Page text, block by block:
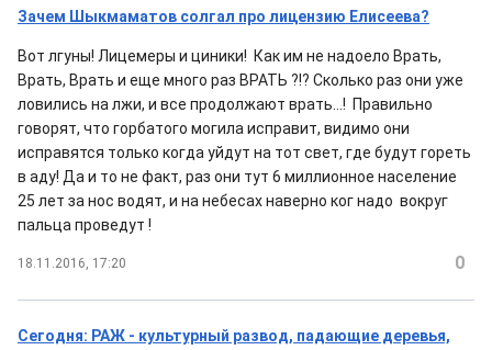
Зачем Шыкмаматов солгал про лицензию Елисеева?
Вот лгуны! Лицемеры и циники! Как им не надоело Врать,
Врать, Врать и еще много раз ВРАТЬ ?!? Сколько раз они уже
ловились на лжи, и все продолжают врать...! Правильно
говорят, что горбатого могила исправит, видимо они
исправятся только когда уйдут на тот свет, где будут гореть
в аду! Да и то не факт, раз они тут 6 миллионное население
25 лет за нос водят, и на небесах наверно ког надо вокруг
пальца проведут !
18.11.2016, 17:20 0
Сегодня: РАЖ - культурный развод, падающие деревья,